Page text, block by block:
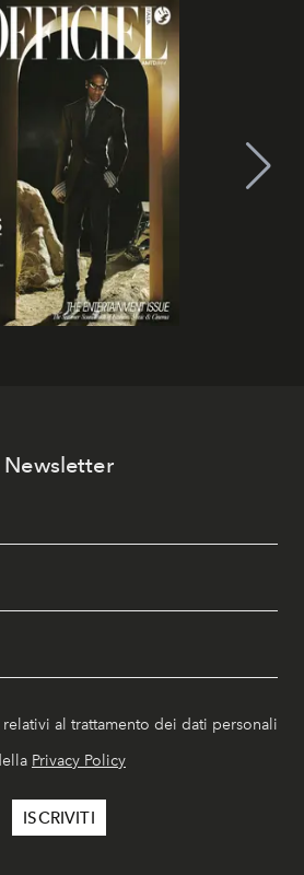
Newsletter
al trattamento dei dati personali
Privacy Policy